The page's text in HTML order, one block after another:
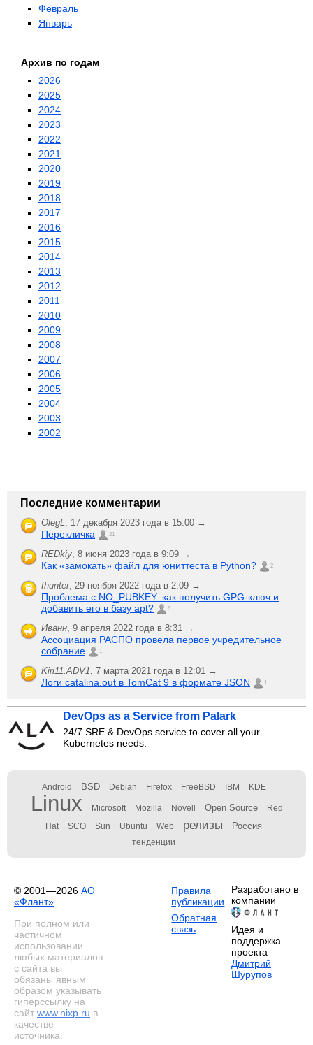
Февраль
Январь
Архив по годам
2026
2025
2024
2023
2022
2021
2020
2019
2018
2017
2016
2015
2014
2013
2012
2011
2010
2009
2008
2007
2006
2005
2004
2003
2002
Последние комментарии
OlegL, 17 декабря 2023 года в 15:00 →
Перекличка 21
REDkiy, 8 июня 2023 года в 9:09 →
Как «замокать» файл для юниттеста в Python? 2
fhunter, 29 ноября 2022 года в 2:09 →
Проблема с NO_PUBKEY: как получить GPG-ключ и
добавить его в базу apt?
6
Иванн, 9 апреля 2022 года в 8:31 →
Ассоциация РАСПО провела первое учредительное
собрание
1
Kiri11.ADV1, 7 марта 2021 года в 12:01 →
Логи catalina.out в TomCat 9 в формате JSON 1
DevOps as a Service from Palark
24/7 SRE & DevOps service to cover all your
Kubernetes needs.
Android BSD Debian Firefox FreeBSD IBM KDE
Linux Microsoft Mozilla Novell Open Source Red
Hat SCO Sun Ubuntu Web релизы Россия
тенденции
© 2001—2026 АО
«Флант»
При полном или
частичном
использовании
любых материалов
с сайта вы
обязаны явным
образом указывать
гиперссылку на
сайт www.nixp.ru в
качестве
источника.
Правила
публикации
Обратная
связь
Разработано в
компании
Идея и
поддержка
проекта —
Дмитрий
Шурупов